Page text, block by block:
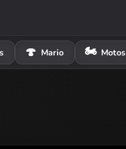
🍄 Mario 🏍️ Motos